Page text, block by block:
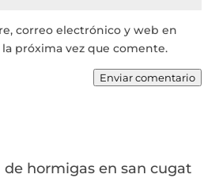
correo electrónico y web en
próxima vez que comente.
Enviar comentario
de hormigas en san cugat